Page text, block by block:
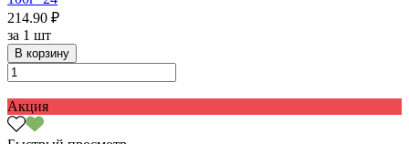
214.90 ₽
за 1 шт
В корзину
Акция